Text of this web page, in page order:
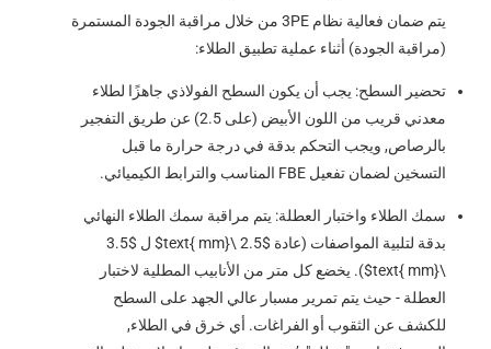
يتم ضمان فعالية نظام 3PE من خلال مراقبة الجودة المستمرة
(مراقبة الجودة) أثناء عملية تطبيق الطلاء:
تحضير السطح: يجب أن يكون السطح الفولاذي جاهزًا لطلاء
معدني قريب من اللون الأبيض (على 2.5) عن طريق التفجير
بالرصاص, ويجب التحكم بدقة في درجة حرارة ما قبل
التسخين لضمان تفعيل FBE المناسب والترابط الكيميائي.
سمك الطلاء واختبار العطلة: يتم مراقبة سمك الطلاء النهائي
بدقة لتلبية المواصفات (عادة $2.5 \text{ mm}$ ل
$3.5
\text{ mm}$
). يخضع كل متر من الأنابيب المطلية لاختبار
العطلة - حيث يتم تمرير مسبار عالي الجهد على السطح
للكشف عن الثقوب أو الفراغات. أي خرق في الطلاء,